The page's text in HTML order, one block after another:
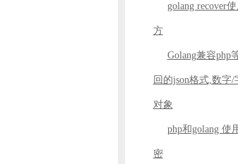
golang recover
方
Golang兼容php
回的json格式,数字
对象
php和golang 使
密